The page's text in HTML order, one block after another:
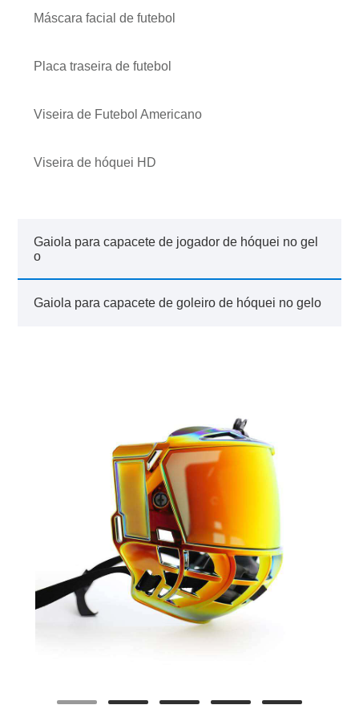
Máscara facial de futebol
Placa traseira de futebol
Viseira de Futebol Americano
Viseira de hóquei HD
Gaiola para capacete de jogador de hóquei no gel
o
Gaiola para capacete de goleiro de hóquei no gelo